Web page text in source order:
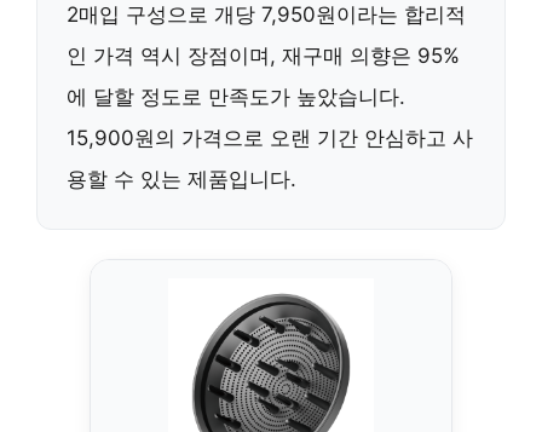
2매입 구성으로 개당 7,950원이라는 합리적
인 가격 역시 장점이며, 재구매 의향은 95%
에 달할 정도로 만족도가 높았습니다.
15,900원의 가격으로 오랜 기간 안심하고 사
용할 수 있는 제품입니다.